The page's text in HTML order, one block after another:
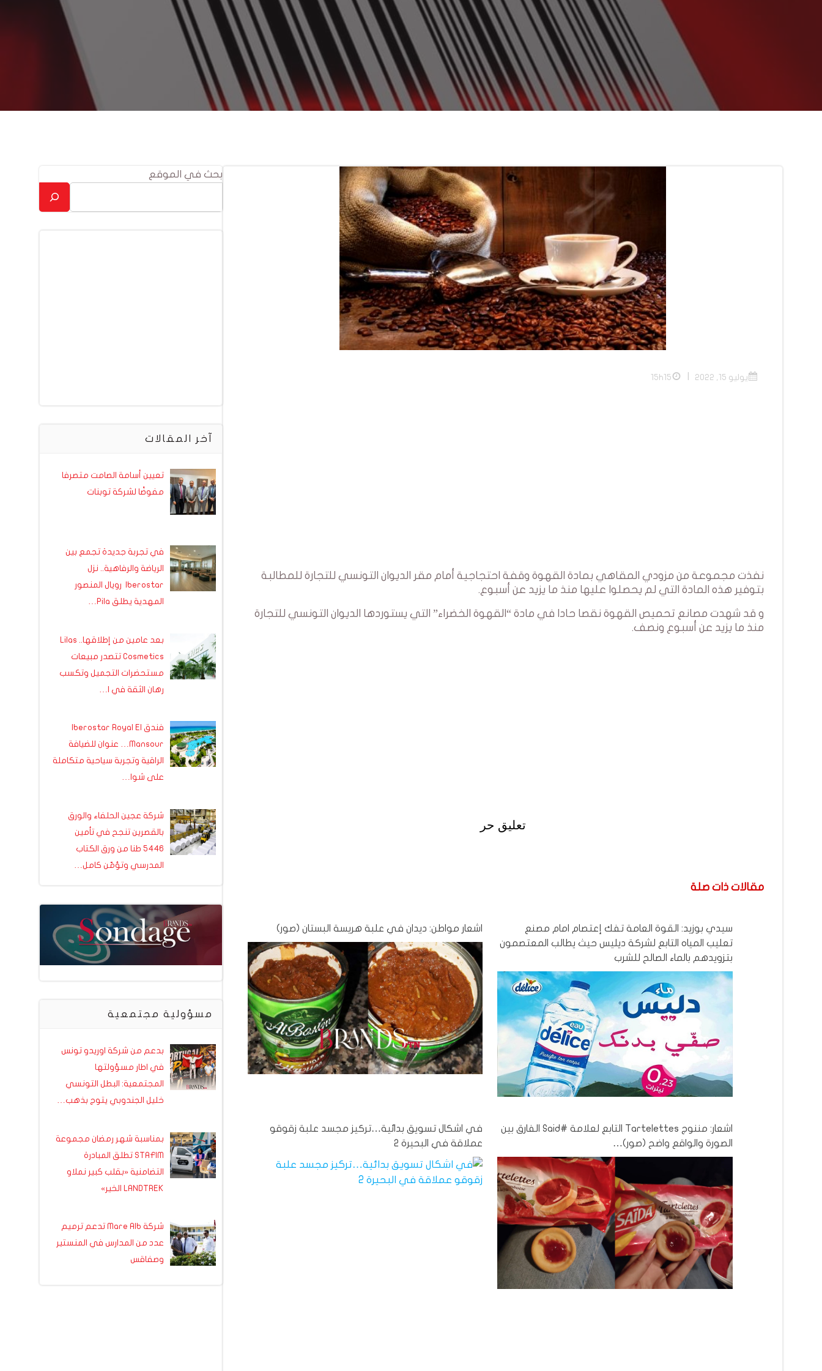
يوليو 15, 2022 15h15
نفذت مجموعة من مزودي المقاهي بمادة القهوة وقفة احتجاجية أمام مقر الديوان التونسي للتجارة للمطالبة
بتوفير هذه المادة التي لم يحصلوا عليها منذ ما يزيد عن أسبوع.
و قد شهدت مصانع تحميص القهوة نقصا حادا في مادة “القهوة الخضراء” التي يستوردها الديوان التونسي للتجارة
منذ ما يزيد عن أسبوع ونصف.
تعليق حر
مقالات ذات صلة
سيدي بوزيد: القوة العامة تفك إعتصام امام مصنع
تعليب المياه التابع لشركة ديليس حيث يطالب المعتصمون
بتزويدهم بالماء الصالح للشرب
اشعار مواطن: ديدان في علبة هريسة البستان (صور)
اشعار: مننوج Tartelettes التابع لعلامة #Said الفارق بين
الصورة والواقع واضح (صور)…
في اشكال تسويق بدائية…تركيز مجسد علبة زقوقو
عملاقة في البحيرة 2
بحث في الموقع
آخر المقالات
تعيين أسامة الصامت متصرفا
مفوضًا لشركة توبنات
في تجربة جديدة تجمع بين
الرياضة والرفاهية.. نزل
Iberostar رويال المنصور
المهدية يطلق Pila…
بعد عامين من إطلاقها.. Lilas
Cosmetics تتصدر مبيعات
مستحضرات التجميل وتكسب
رهان الثقة في ا…
فندق Iberostar Royal El
Mansour… عنوان للضيافة
الراقية وتجربة سياحية متكاملة
على شوا…
شركة عجين الحلفاء والورق
بالقصرين تنجح في تأمين
5446 طنا من ورق الكتاب
المدرسي وتؤمّن كامل…
مسؤولية مجتمعية
بدعم من شركة اوريدو تونس
في اطار مسؤولتها
المجتمعية: البطل التونسي
خليل الجندوبي يتوج بذهب…
بمناسبة شهر رمضان مجموعة
STAFIM تطلق المبادرة
التضامنية «بقلب كبير نملاو
LANDTREK الخير»
شركة Mare Alb تدعم ترميم
عدد من المدارس في المنستير
وصفاقس